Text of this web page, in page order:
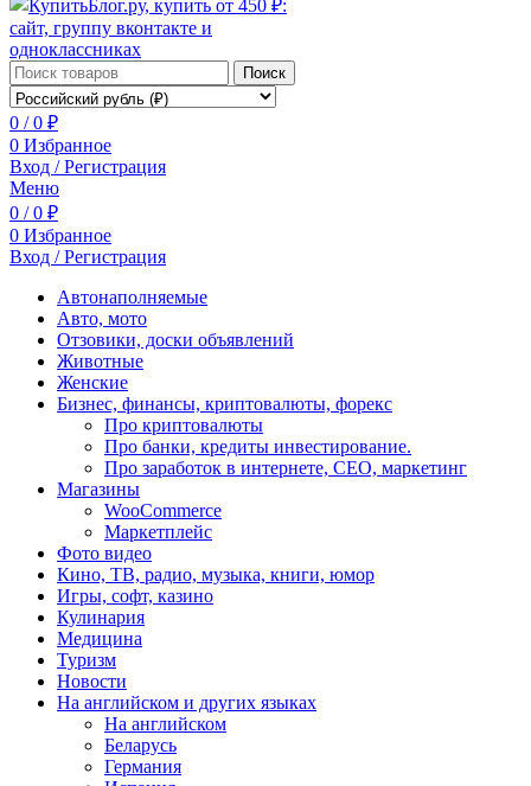
Поиск
0 / 0 ₽
0 Избранное
Вход / Регистрация
Меню
0 / 0 ₽
0 Избранное
Вход / Регистрация
Автонаполняемые
Авто, мото
Отзовики, доски объявлений
Животные
Женские
Бизнес, финансы, криптовалюты, форекс
Про криптовалюты
Про банки, кредиты инвестирование.
Про заработок в интернете, СЕО, маркетинг
Магазины
WooCommerce
Маркетплейс
Фото видео
Кино, ТВ, радио, музыка, книги, юмор
Игры, софт, казино
Кулинария
Медицина
Туризм
Новости
На английском и других языках
На английском
Беларусь
Германия